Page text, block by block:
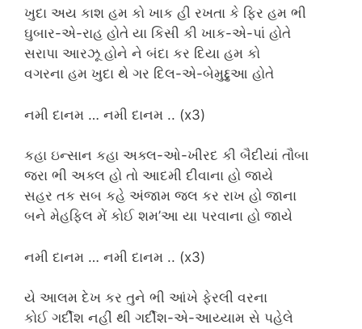
ખુદા અય કાશ હમ કો ખાક હી રખતા કે ફિર હમ ભી
ઘુબાર-એ-રાહ હોતે યા કિસી કી ખાક-એ-પાં હોતે
સરાપા આરઝૂ હોને ને બંદા કર દિયા હમ કો
વગરના હમ ખુદા થે ગર દિલ-એ-બેમુદ્દુઆ હોતે
નમી દાનમ … નમી દાનમ .. (x3)
કહા ઇન્સાન કહા અક્લ-ઓ-ખીરદ કી બૈદીયાં તૌબા
જરા ભી અક્લ હો તો આદમી દીવાના હો જાયે
સહર તક સબ કહે અંજામ જલ કર રાખ હો જાના
બને મેહફિલ મેં કોઈ શમ’આ યા પરવાના હો જાયે
નમી દાનમ … નમી દાનમ .. (x3)
યે આલમ દેખ કર તુને ભી આંખે ફેરલી વરના
કોઈ ગર્દીશ નહીં થી ગર્દીશ-એ-આય્યામ સે પહેલે